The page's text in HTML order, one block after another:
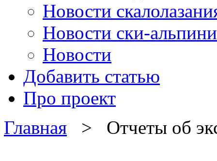
Новости
Новости ски-
Новости
Добавить статью
Про проект
Главная > Отчеты об